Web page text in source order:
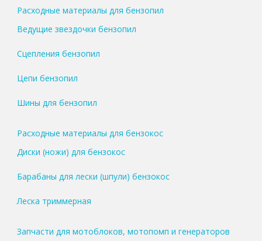
Расходные материалы для бензопил
Ведущие звездочки бензопил
Сцепления бензопил
Цепи бензопил
Шины для бензопил
Расходные материалы для бензокос
Диски (ножи) для бензокос
Барабаны для лески (шпули) бензокос
Леска триммерная
Запчасти для мотоблоков, мотопомп и генераторов